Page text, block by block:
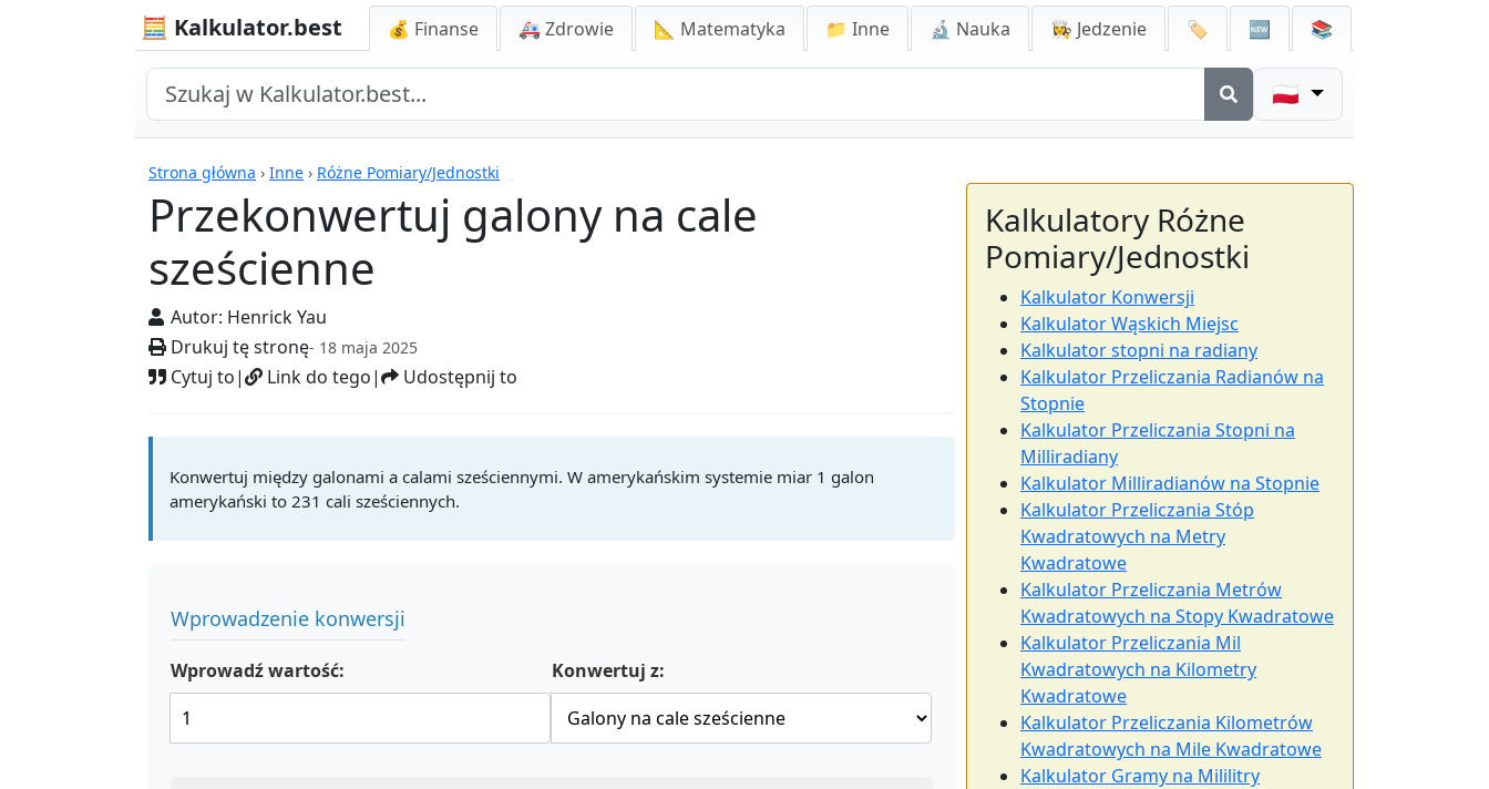
🧮 Kalkulator.best 💰 Finanse 🚑 Zdrowie 📐 Matematyka 📁 Inne 🔬 Nauka 👩‍🍳 Jedzenie 🏷️ 🆕 📚
🇵🇱
Strona główna › Inne › Różne Pomiary/Jednostki
Przekonwertuj galony na cale
sześcienne
Autor: Henrick Yau
Drukuj tę stronę- 18 maja 2025
Cytuj to| Link do tego| Udostępnij to
Kalkulatory
Konwertuj między galonami a calami sześciennymi. W amerykańskim systemie miar 1 galon
amerykański to 231 cali sześciennych.
Wprowadzenie konwersji
Wprowadź wartość: Konwertuj z:
Kalkulatory Różne
Pomiary/Jednostki
Kalkulator Konwersji
Kalkulator Wąskich Miejsc
Kalkulator stopni na radiany
Kalkulator Przeliczania Radianów na
Stopnie
Kalkulator Przeliczania Stopni na
Milliradiany
Kalkulator Milliradianów na Stopnie
Kalkulator Przeliczania Stóp
Kwadratowych na Metry
Kwadratowe
Kalkulator Przeliczania Metrów
Kwadratowych na Stopy Kwadratowe
Kalkulator Przeliczania Mil
Kwadratowych na Kilometry
Kwadratowe
Kalkulator Przeliczania Kilometrów
Kwadratowych na Mile Kwadratowe
Kalkulator Gramy na Mililitry